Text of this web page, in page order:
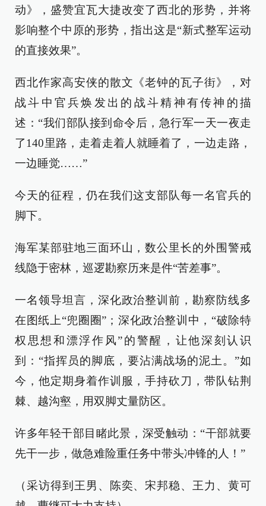
动》，盛赞宜瓦大捷改变了西北的形势，并将
影响整个中原的形势，指出这是“新式整军运动
的直接效果”。
西北作家高安侠的散文《老钟的瓦子街》，对
战斗中官兵焕发出的战斗精神有传神的描
述：“我们部队接到命令后，急行军一天一夜走
了140里路，走着走着人就睡着了，一边走路，
一边睡觉……”
今天的征程，仍在我们这支部队每一名官兵的
脚下。
海军某部驻地三面环山，数公里长的外围警戒
线隐于密林，巡逻勘察历来是件“苦差事”。
一名领导坦言，深化政治整训前，勘察防线多
在图纸上“兜圈圈”；深化政治整训中，“破除特
权思想和漂浮作风”的警醒，让他深刻认识
到：“指挥员的脚底，要沾满战场的泥土。”如
今，他定期身着作训服，手持砍刀，带队钻荆
棘、越沟壑，用双脚丈量防区。
许多年轻干部目睹此景，深受触动：“干部就要
先干一步，做急难险重任务中带头冲锋的人！”
（采访得到王男、陈奕、宋邦稳、王力、黄可